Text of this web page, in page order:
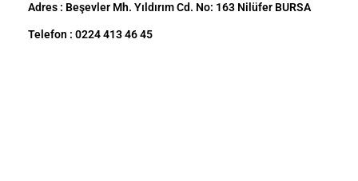
Adres : Beşevler Mh. Yıldırım Cd. No: 163 Nilüfer BURSA
Telefon : 0224 413 46 45